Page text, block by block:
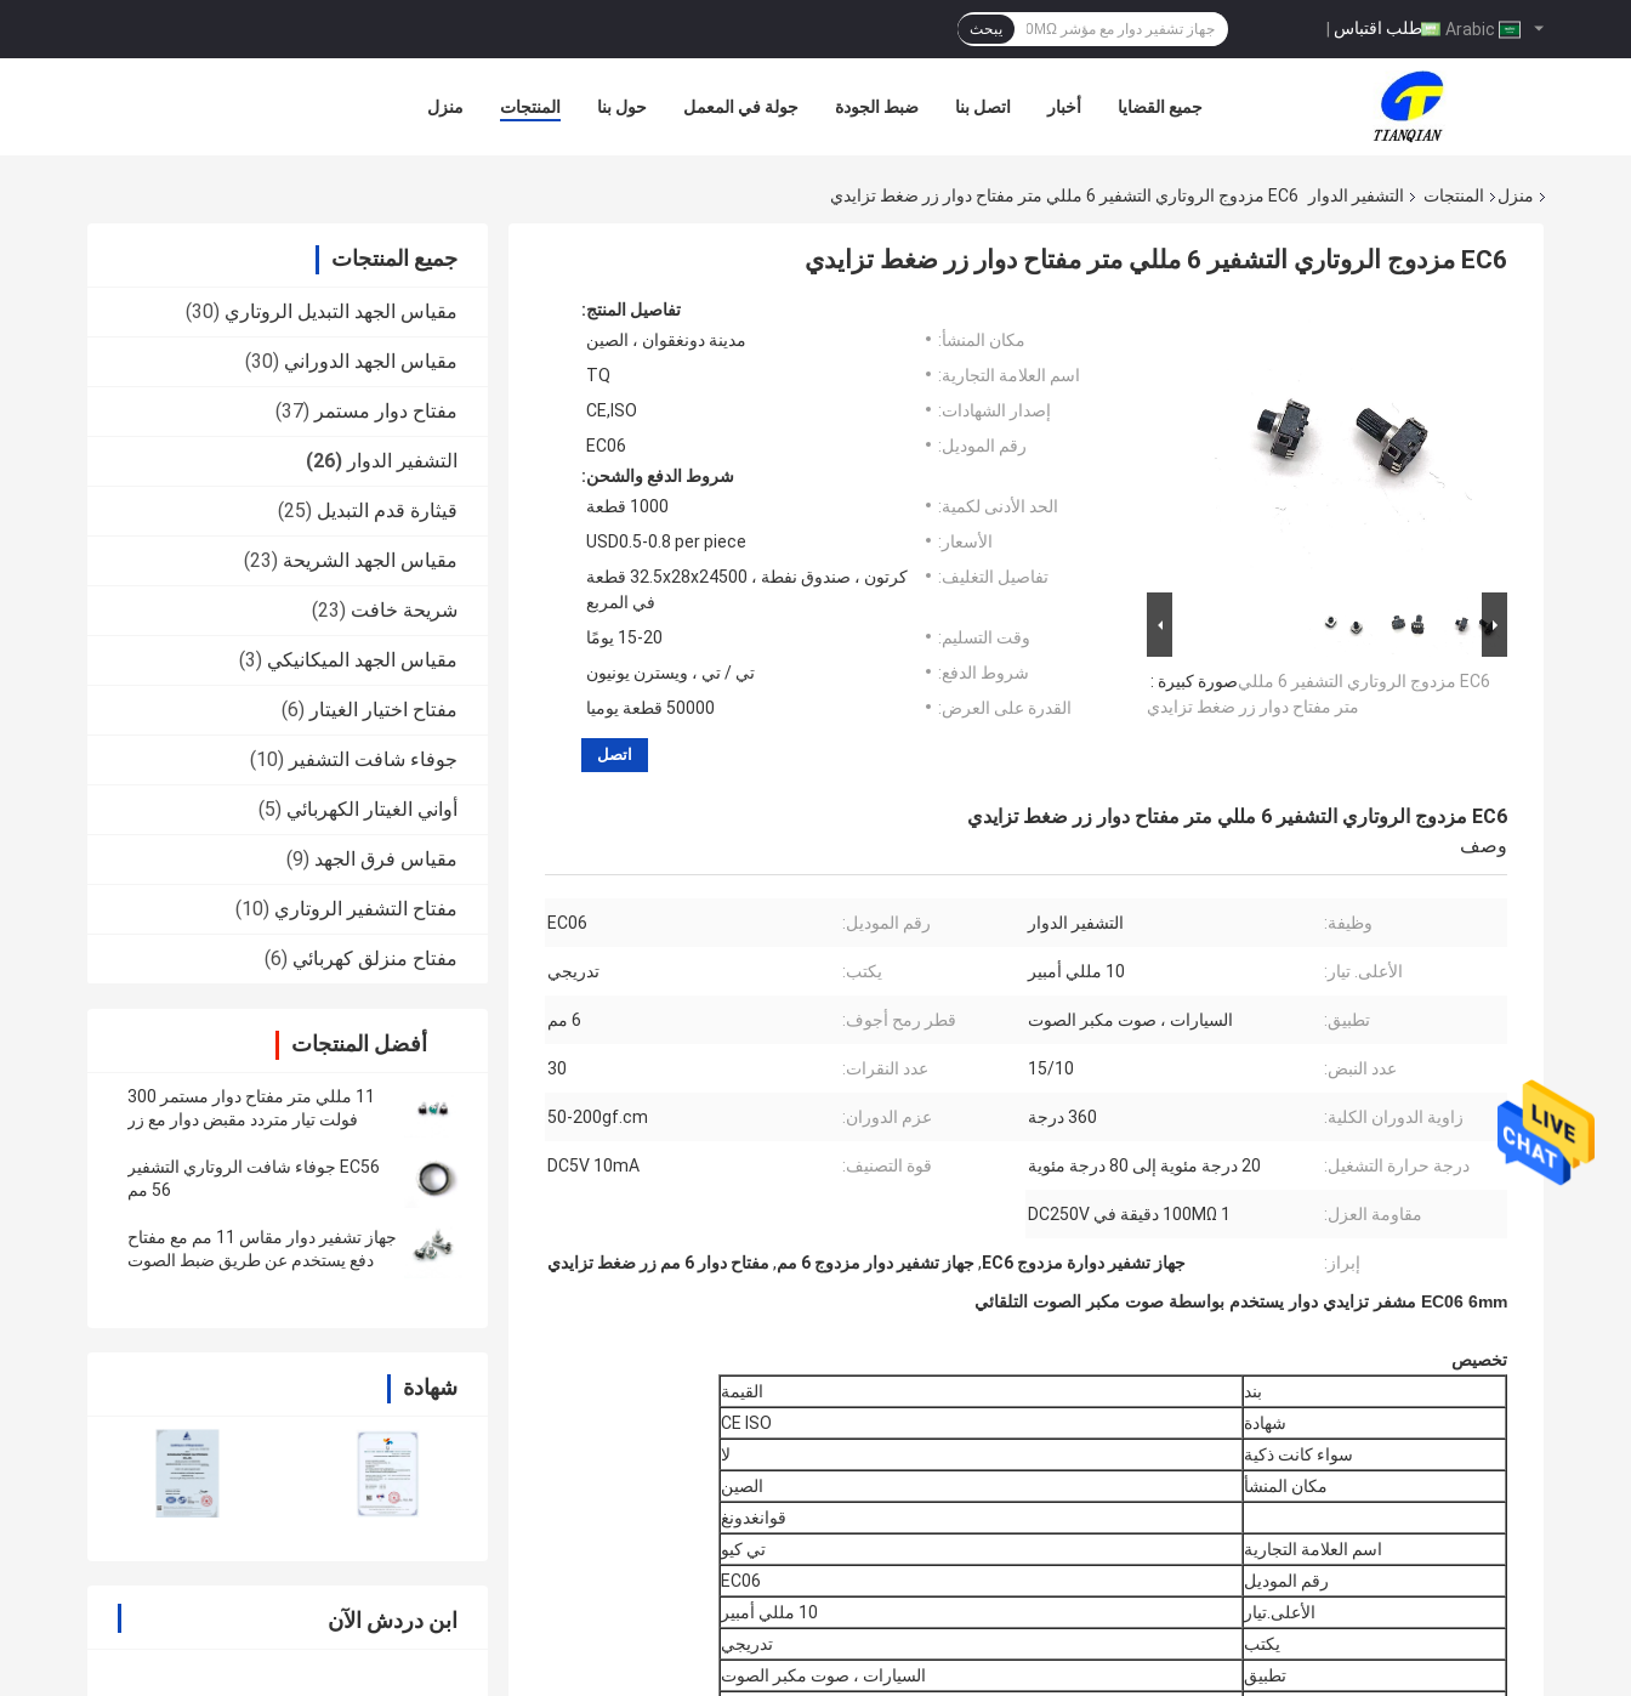
طلب اقتباس | يبحث
منزل المنتجات حول بنا جولة في المعمل ضبط الجودة اتصل بنا أخبار جميع القضايا
منزل المنتجات التشفير الدوار EC6 مزدوج الروتاري التشفير 6 مللي متر مفتاح دوار زر ضغط تزايدي
جميع المنتجات
مقياس الجهد التبديل الروتاري (30)
مقياس الجهد الدوراني (30)
مفتاح دوار مستمر (37)
التشفير الدوار (26)
قيثارة قدم التبديل (25)
مقياس الجهد الشريحة (23)
شريحة خافت (23)
مقياس الجهد الميكانيكي (3)
مفتاح اختيار الغيتار (6)
جوفاء شافت التشفير (10)
أواني الغيتار الكهربائي (5)
مقياس فرق الجهد (9)
مفتاح التشفير الروتاري (10)
مفتاح منزلق كهربائي (6)
أفضل المنتجات
11 مللي متر مفتاح دوار مستمر 300
فولت تيار متردد مقبض دوار مع زر
EC56 جوفاء شافت الروتاري التشفير
56 مم
جهاز تشفير دوار مقاس 11 مم مع مفتاح
دفع يستخدم عن طريق ضبط الصوت
شهادة
ابن دردش الآن
EC6 مزدوج الروتاري التشفير 6 مللي متر مفتاح دوار زر ضغط تزايدي
صورة كبيرة :EC6 مزدوج الروتاري التشفير 6 مللي
متر مفتاح دوار زر ضغط تزايدي
تفاصيل المنتج:
مكان المنشأ:
مدينة دونغقوان ، الصين
اسم العلامة التجارية:
TQ
إصدار الشهادات:
CE,ISO
رقم الموديل:
EC06
شروط الدفع والشحن:
الحد الأدنى لكمية:
1000 قطعة
الأسعار:
USD0.5-0.8 per piece
تفاصيل التغليف:
كرتون ، صندوق نفطة ، 32.5x28x24500 قطعة
في المربع
وقت التسليم:
15-20 يومًا
شروط الدفع:
تي / تي ، ويسترن يونيون
القدرة على العرض:
50000 قطعة يوميا
اتصل
EC6 مزدوج الروتاري التشفير 6 مللي متر مفتاح دوار زر ضغط تزايدي
وصف
وظيفة: التشفير الدوار رقم الموديل: EC06
الأعلى. تيار: 10 مللي أمبير يكتب: تدريجي
تطبيق: السيارات ، صوت مكبر الصوت قطر رمح أجوف: 6 مم
عدد النبض: 15/10 عدد النقرات: 30
زاوية الدوران الكلية: 360 درجة عزم الدوران: 50-200gf.cm
درجة حرارة التشغيل: 20 درجة مئوية إلى 80 درجة مئوية قوة التصنيف: DC5V 10mA
مقاومة العزل: 100MΩ 1 دقيقة في DC250V
إبراز: جهاز تشفير دوارة مزدوج EC6 ,جهاز تشفير دوار مزدوج 6 مم , مفتاح دوار 6 مم زر ضغط تزايدي
EC06 6mm مشفر تزايدي دوار يستخدم بواسطة صوت مكبر الصوت التلقائي
تخصيص
بند
القيمة
شهادة
CE ISO
سواء كانت ذكية
لا
مكان المنشأ
الصين
قوانغدونغ
اسم العلامة التجارية
تي كيو
رقم الموديل
EC06
الأعلى.تيار
10 مللي أمبير
يكتب
تدريجي
تطبيق
السيارات ، صوت مكبر الصوت